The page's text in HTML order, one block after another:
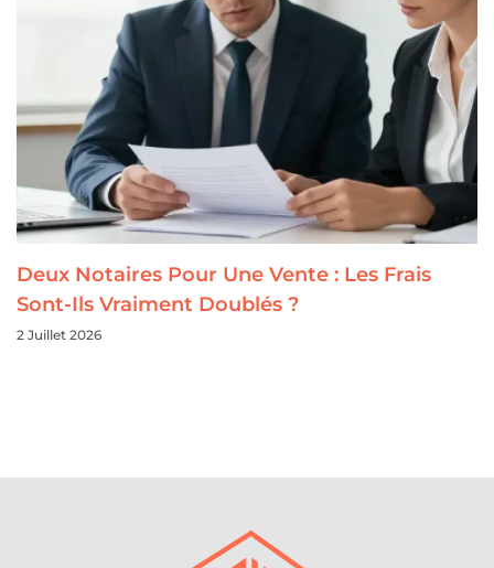
Deux Notaires Pour Une Vente : Les Frais
Sont-Ils Vraiment Doublés ?
2 Juillet 2026